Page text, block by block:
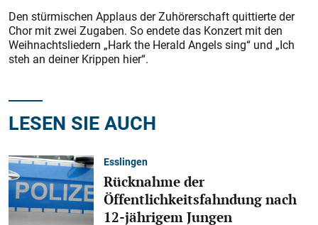
Den stürmischen Applaus der Zuhörerschaft quittierte der
Chor mit zwei Zugaben. So endete das Konzert mit den
Weihnachtsliedern „Hark the Herald Angels sing“ und „Ich
steh an deiner Krippen hier“.
LESEN SIE AUCH
Esslingen
Rücknahme der
Öffentlichkeitsfahndung nach
12-jährigem Jungen